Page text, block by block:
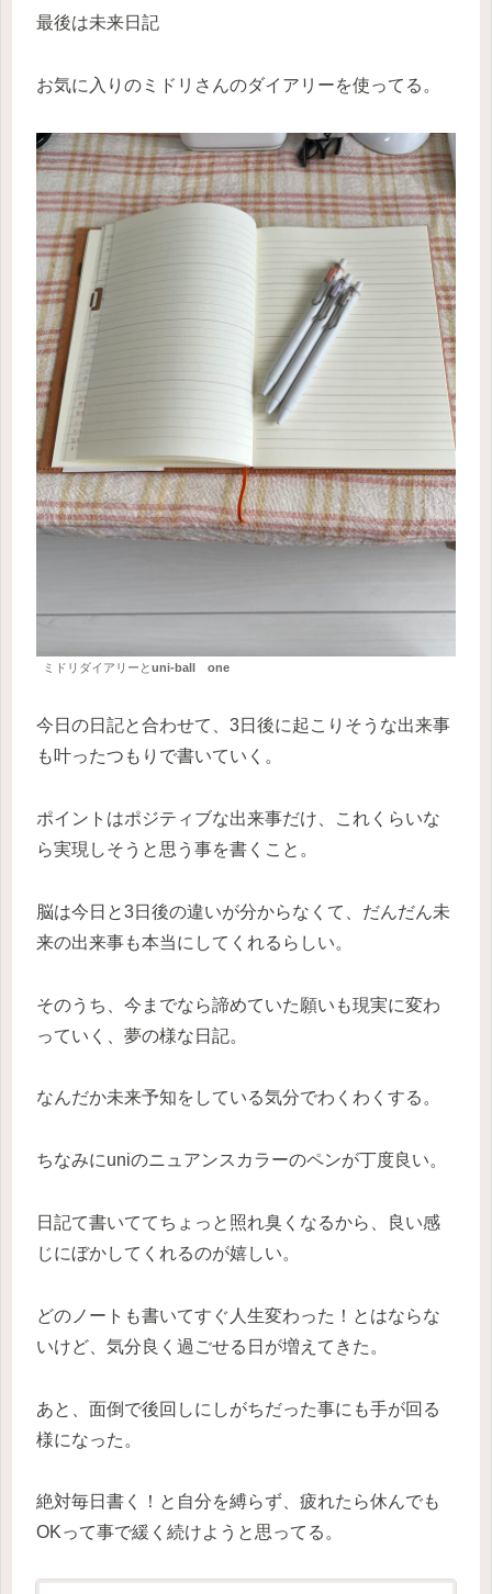
最後は未来日記
お気に入りのミドリさんのダイアリーを使ってる。
ミドリダイアリーとuni-ball one
今日の日記と合わせて、3日後に起こりそうな出来事
も叶ったつもりで書いていく。
ポイントはポジティブな出来事だけ、これくらいな
ら実現しそうと思う事を書くこと。
脳は今日と3日後の違いが分からなくて、だんだん未
来の出来事も本当にしてくれるらしい。
そのうち、今までなら諦めていた願いも現実に変わ
っていく、夢の様な日記。
なんだか未来予知をしている気分でわくわくする。
ちなみにuniのニュアンスカラーのペンが丁度良い。
日記て書いててちょっと照れ臭くなるから、良い感
じにぼかしてくれるのが嬉しい。
どのノートも書いてすぐ人生変わった！とはならな
いけど、気分良く過ごせる日が増えてきた。
あと、面倒で後回しにしがちだった事にも手が回る
様になった。
絶対毎日書く！と自分を縛らず、疲れたら休んでも
OKって事で緩く続けようと思ってる。